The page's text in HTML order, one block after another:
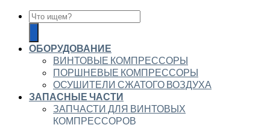
ОБОРУДОВАНИЕ
ВИНТОВЫЕ КОМПРЕССОРЫ
ПОРШНЕВЫЕ КОМПРЕССОРЫ
ОСУШИТЕЛИ СЖАТОГО ВОЗДУХА
ЗАПАСНЫЕ ЧАСТИ
ЗАПЧАСТИ ДЛЯ ВИНТОВЫХ
КОМПРЕССОРОВ